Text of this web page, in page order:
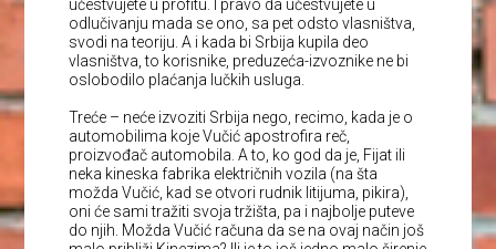
učestvujete u profitu. I pravo da učestvujete u
odlučivanju mada se ono, sa pet odsto vlasništva,
svodi na teoriju. A i kada bi Srbija kupila deo
vlasništva, to korisnike, preduzeća-izvoznike ne bi
oslobodilo plaćanja lučkih usluga.
Treće – neće izvoziti Srbija nego, recimo, kada je o
automobilima koje Vučić apostrofira reč,
proizvođač automobila. A to, ko god da je, Fijat ili
neka kineska fabrika električnih vozila (na šta
možda Vučić, kad se otvori rudnik litijuma, pikira),
oni će sami tražiti svoja tržišta, pa i najbolje puteve
do njih. Možda Vučić računa da se na ovaj način još